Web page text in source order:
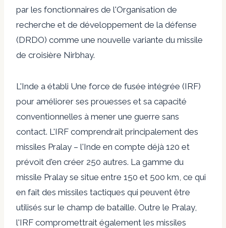
par les fonctionnaires de l'Organisation de
recherche et de développement de la défense
(DRDO) comme une nouvelle variante du missile
de croisière Nirbhay.
L'Inde a établi Une force de fusée intégrée (IRF)
pour améliorer ses prouesses et sa capacité
conventionnelles à mener une guerre sans
contact. L'IRF comprendrait principalement des
missiles Pralay – l'Inde en compte déjà 120 et
prévoit d'en créer 250 autres. La gamme du
missile Pralay se situe entre 150 et 500 km, ce qui
en fait des missiles tactiques qui peuvent être
utilisés sur le champ de bataille. Outre le Pralay,
l'IRF compromettrait également les missiles